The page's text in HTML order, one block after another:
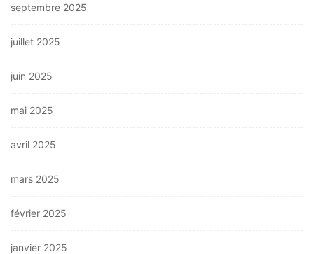
septembre 2025
juillet 2025
juin 2025
mai 2025
avril 2025
mars 2025
février 2025
janvier 2025